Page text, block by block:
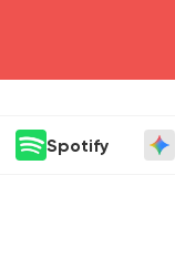
Spotify